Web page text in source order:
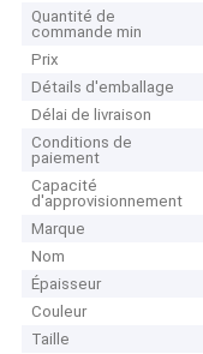
Quantité de
commande min
Prix
Détails d'emballage
Délai de livraison
Conditions de
paiement
Capacité
d'approvisionnement
Marque
Nom
Épaisseur
Couleur
Taille